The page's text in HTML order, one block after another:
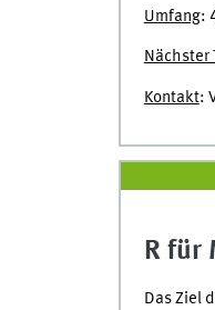
Umfang:
Nächster
Kontakt:
R für
Das Ziel